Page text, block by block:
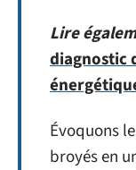
Lire
diagnostic
Évoquons
broyés en